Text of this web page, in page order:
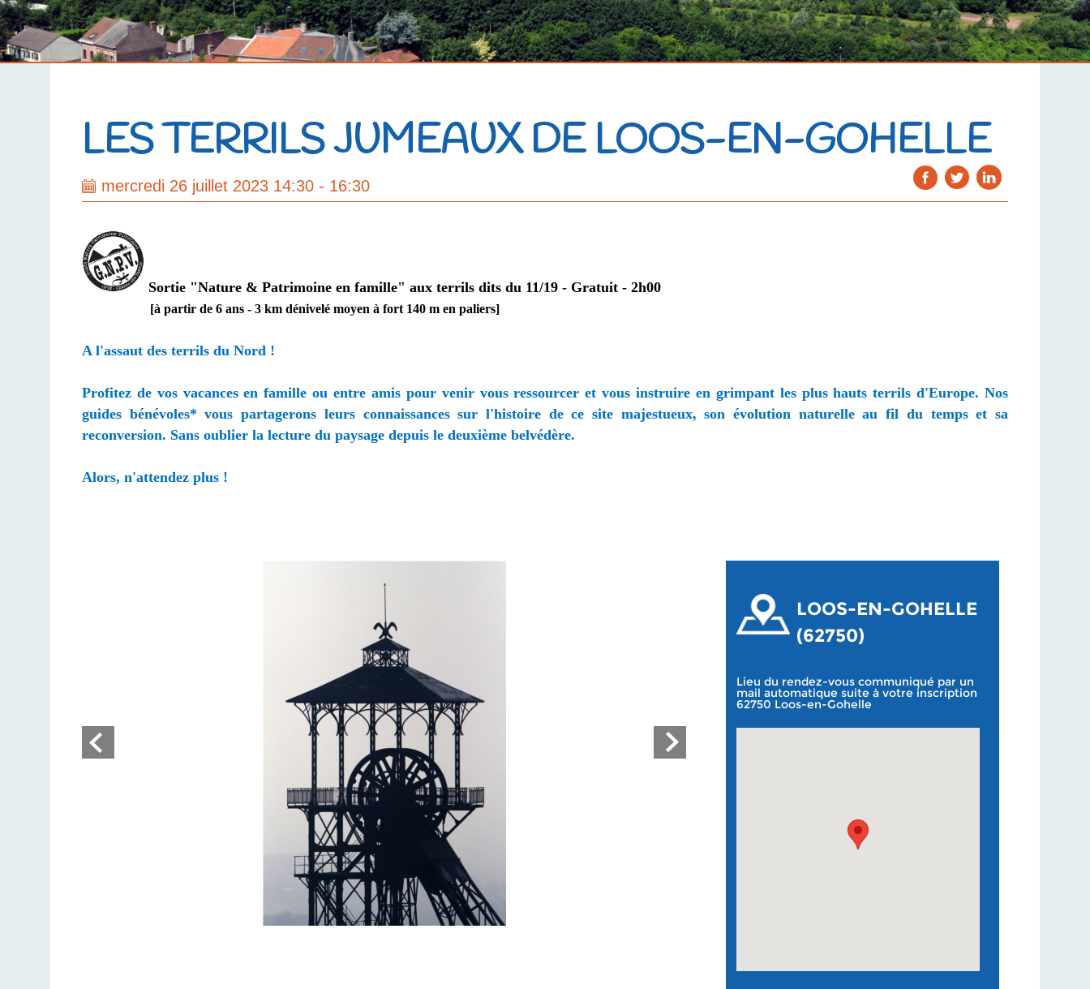
LES TERRILS JUMEAUX DE LOOS-EN-GOHELLE
mercredi 26 juillet 2023 14:30 - 16:30
Sortie "Nature & Patrimoine en famille" aux terrils dits du 11/19 - Gratuit - 2h00
[à partir de 6 ans - 3 km dénivelé moyen à fort 140 m en paliers]
A l'assaut des terrils du Nord !
Profitez de vos vacances en famille ou entre amis pour venir vous ressourcer et vous instruire en grimpant les plus hauts terrils d'Europe. Nos
guides bénévoles* vous partagerons leurs connaissances sur l'histoire de ce site majestueux, son évolution naturelle au fil du temps et sa
reconversion. Sans oublier la lecture du paysage depuis le deuxième belvédère.
Alors, n'attendez plus !
LOOS-EN-GOHELLE
(62750)
Lieu du rendez-vous communiqué par un
mail automatique suite à votre inscription
62750 Loos-en-Gohelle